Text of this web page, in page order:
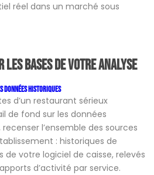
réel dans un marché sous
les bases de votre analyse
données historiques
d’un restaurant sérieux
de fond sur les données
l’ensemble des sources
: historiques de
de votre logiciel de caisse, relevés
d’activité par service.